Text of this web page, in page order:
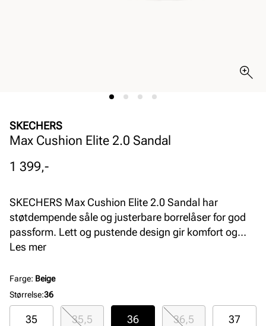
SKECHERS
Max Cushion Elite 2.0 Sandal
Pris
1 399,-
SKECHERS Max Cushion Elite 2.0 Sandal har
støtdempende såle og justerbare borrelåser for god
passform. Lett og pustende design gir komfort og
støtte hele dagen.
Les mer
Farge: Beige
Størrelse:36
35 35,5 36 36,5 37